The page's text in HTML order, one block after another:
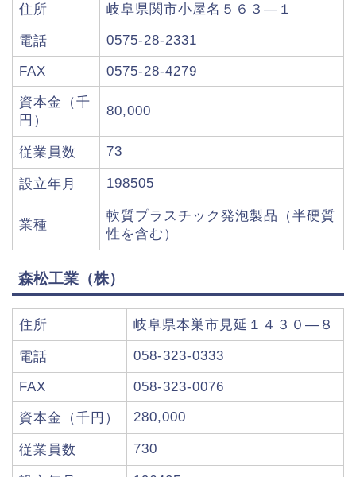
住所 岐阜県関市小屋名５６３―１
電話 0575-28-2331
FAX 0575-28-4279
資本金（千
円）
80,000
従業員数 73
設立年月 198505
業種
軟質プラスチック発泡製品（半硬質
性を含む）
森松工業（株）
住所 岐阜県本巣市見延１４３０―８
電話 058-323-0333
FAX 058-323-0076
資本金（千円） 280,000
従業員数 730